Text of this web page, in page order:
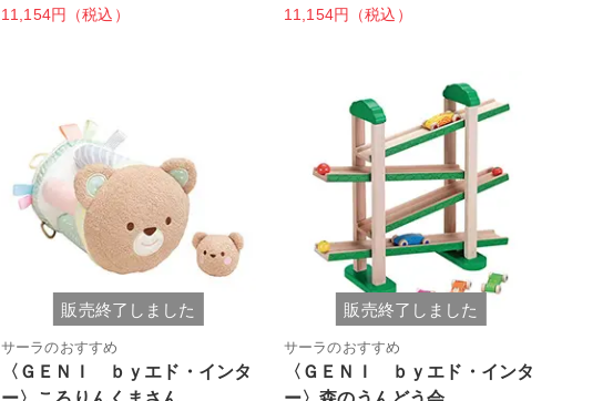
11,154円（税込） 11,154円（税込）
販売終了しました
サーラのおすすめ
〈ＧＥＮＩ ｂｙエド・インタ
販売終了しました
サーラのおすすめ
〈ＧＥＮＩ ｂｙエド・インタ